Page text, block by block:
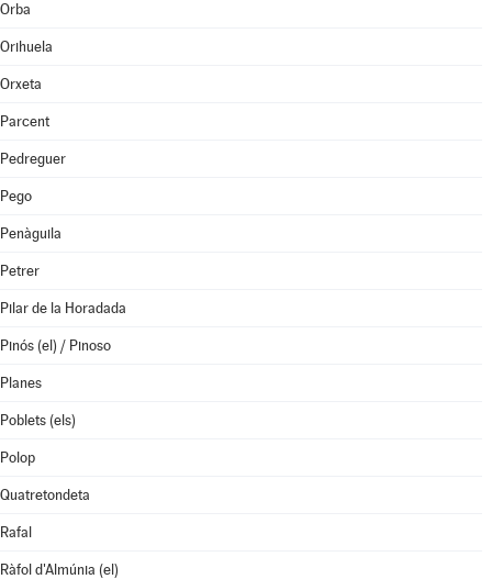
Orba
Orihuela
Orxeta
Parcent
Pedreguer
Pego
Penàguila
Petrer
Pilar de la Horadada
Pinós (el) / Pinoso
Planes
Poblets (els)
Polop
Quatretondeta
Rafal
Ràfol d'Almúnia (el)